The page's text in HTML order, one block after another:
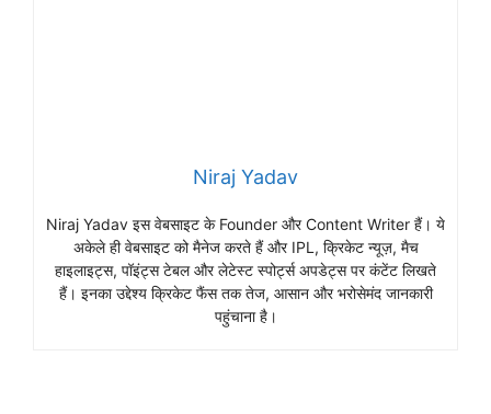
Niraj Yadav
Niraj Yadav इस वेबसाइट के Founder और Content Writer हैं। ये
अकेले ही वेबसाइट को मैनेज करते हैं और IPL, क्रिकेट न्यूज़, मैच
हाइलाइट्स, पॉइंट्स टेबल और लेटेस्ट स्पोर्ट्स अपडेट्स पर कंटेंट लिखते
हैं। इनका उद्देश्य क्रिकेट फैंस तक तेज, आसान और भरोसेमंद जानकारी
पहुंचाना है।